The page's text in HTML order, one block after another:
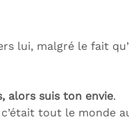
lui, malgré le fait
alors suis ton envie.
c’était tout le